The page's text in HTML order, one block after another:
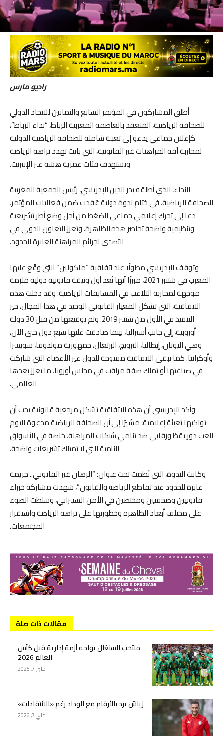
راديو مارس
أطلق المشاركون في المؤتمر السابع والثمانين للاتحاد الدولي
للصحافة الرياضية، المنعقد بالعاصمة المغربية الرباط، “نداء الرباط”،
كإعلان جماعي يدعو إلى تعبئة شاملة للصحافة الرياضية الدولية
لمحاربة آفة المراهنات غير القانونية، التي باتت تهدد نزاهة الرياضة
وتستهدف فئات عمرية هشة عبر الإنترنت.
النداء، الذي أطلقه بدر الدين الإدريسي، رئيس الجمعية المغربية
للصحافة الرياضية، في ختام ندوة دولية عُقدت ضمن فعاليات المؤتمر،
دعا إلى تحرك إعلامي جماعي للضغط من أجل وضع أطر تشريعية
وتنظيمية واضحة تحاصر هذه الظاهرة، وتعزز التعاون الدولي في
التصدي لجرائم المراهنة العابرة للحدود.
وتوقف الإدريسي مطولًا عند اتفاقية “ماكولين” التي وقّع عليها
المغرب في شتنبر 2021، مبرزًا أنها تُعد أول وثيقة قانونية دولية ملزمة
موجهة لمحاربة التلاعب في المسابقات الرياضية. وقد دخلت هذه
الاتفاقية، التي تشكل المعيار القانوني الوحيد في هذا المجال، حيز
التنفيذ في الأول من شتنبر 2019. وتم توقيعها من قبل 30 دولة
أوروبية، إلى جانب أستراليا، بينما صادقت عليها سبع دول حتى الآن،
وهي اليونان، إيطاليا، النرويج، البرتغال، جمهورية مولدوفا، سويسرا
وأوكرانيا. كما تبقى الاتفاقية مفتوحة للدول غير الأعضاء التي شاركت
في صياغتها أو تملك صفة مراقب في مجلس أوروبا، ما يعزز بعدها
العالمي.
وأكد الإدريسي أن هذه الاتفاقية تشكل مرجعية قانونية يجب أن
تواكبها تعبئة إعلامية، مشيرًا إلى أن الصحافة الرياضية مدعوة اليوم
للعب دور يقظ ورقابي ضد تنامي شبكات المراهنة، خاصة في الأسواق
النامية التي لا تمتلك تشريعات واضحة.
وكانت الندوة، التي نُظمت تحت عنوان: “الرهان غير القانوني.. جريمة
عابرة للحدود عند تقاطع الرياضة والقانون”، شهدت مشاركة خبراء
قانونيين وصحفيين ومختصين في الأمن السيبراني، وسلطت الضوء
على مختلف أبعاد الظاهرة وخطورتها على نزاهة الرياضة واستقرار
المجتمعات.
مقالات ذات صلة
منتخب السنغال يواجه أزمة إدارية قبل كأس
العالم 2026
ماي 7, 2026
زياش يرد بالأرقام مع الوداد رغم «الانتقادات»
ماي 7, 2026